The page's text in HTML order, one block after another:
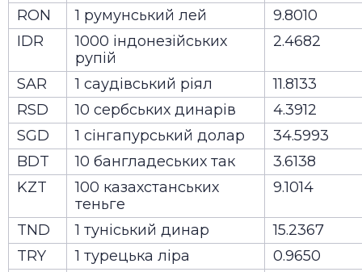
RON 1 румунський лей
9.8010
IDR
1000 індонезійських
рупій
2.4682
SAR 1 саудівський ріял
11.8133
RSD
10 сербських динарів
4.3912
SGD
1 сінгапурський долар
34.5993
BDT
10 бангладеських так
3.6138
KZT
100 казахстанських
теньге
9.1014
TND 1 туніський динар
15.2367
TRY
1 турецька ліра
0.9650